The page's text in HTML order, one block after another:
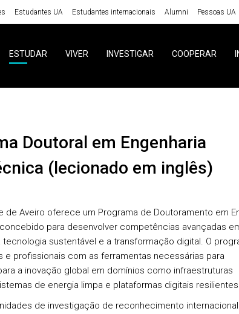
Estudantes UA Estudantes internacionais Alumni Pessoas UA
ESTUDAR VIVER INVESTIGAR COOPERAR
(lecionado em inglês)
de Aveiro oferece um Programa de Doutoramento em
para desenvolver competências avançadas
tecnologia sustentável e a transformação digital. O
e profissionais com as ferramentas necessárias para
a inovação global em domínios como infraestruturas
de energia limpa e plataformas digitais
de investigação de reconhecimento